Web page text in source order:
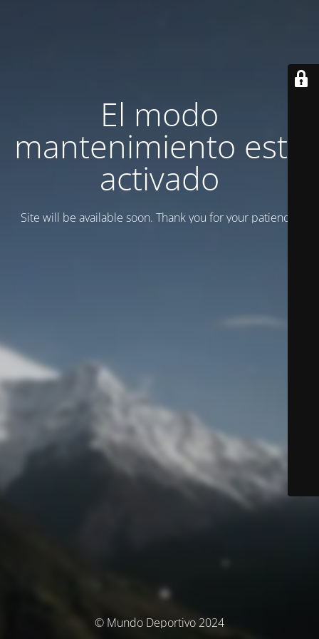
El modo
mantenimiento está
activado
Site will be available soon. Thank you for your patience!
© Mundo Deportivo 2024